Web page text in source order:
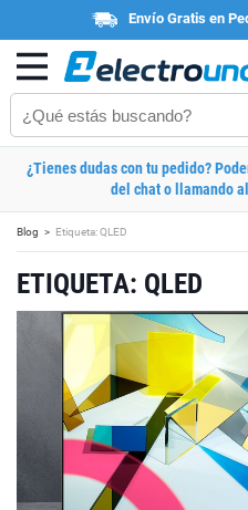
Envío Gratis en
¿Tienes dudas con tu pedido?
del chat o llamando
Blog Etiqueta: QLED
ETIQUETA: QLED